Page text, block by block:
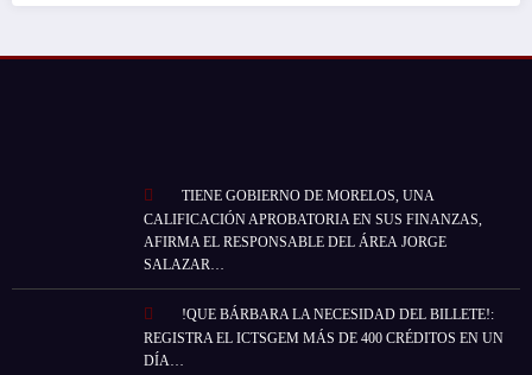
TIENE GOBIERNO DE MORELOS, UNA
CALIFICACIÓN APROBATORIA EN SUS FINANZAS,
AFIRMA EL RESPONSABLE DEL ÁREA JORGE
SALAZAR…
!QUE BÁRBARA LA NECESIDAD DEL BILLETE!:
REGISTRA EL ICTSGEM MÁS DE 400 CRÉDITOS EN UN
DÍA…